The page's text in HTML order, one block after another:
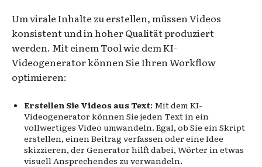
Um virale Inhalte zu erstellen, müssen Videos
konsistent und in hoher Qualität produziert
werden. Mit einem Tool wie dem KI-
Videogenerator können Sie Ihren Workflow
optimieren:
Erstellen Sie Videos aus Text: Mit dem KI-
Videogenerator können Sie jeden Text in ein
vollwertiges Video umwandeln. Egal, ob Sie ein Skript
erstellen, einen Beitrag verfassen oder eine Idee
skizzieren, der Generator hilft dabei, Wörter in etwas
visuell Ansprechendes zu verwandeln.